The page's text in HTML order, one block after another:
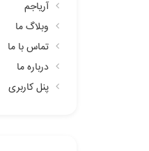
آریاجم
وبلاگ ما
تماس با ما
درباره ما
پنل کاربری